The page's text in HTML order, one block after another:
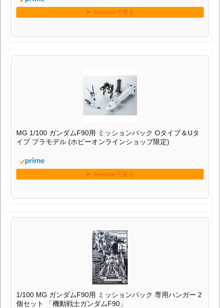
MG 1/100 ガンダムF90用 ミッションパック Oタイプ＆Uタ
イプ プラモデル (ホビーオンラインショップ限定)
1/100 MG ガンダムF90用 ミッションパック 専用ハンガー 2
個セット 「機動戦士ガンダムF90」